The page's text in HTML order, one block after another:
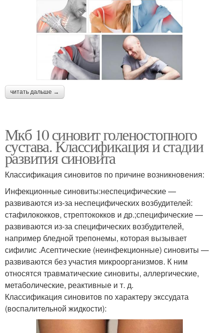
читать дальше →
Мкб 10 синовит голеностопного
сустава. Классификация и стадии
развития синовита
Классификация синовитов по причине возникновения:
Инфекционные синовиты:неспецифические —
развиваются из-за неспецифических возбудителей:
стафилококков, стрептококков и др.;специфические —
развиваются из-за специфических возбудителей,
например бледной трепонемы, которая вызывает
сифилис .Асептические (неинфекционные) синовиты —
развиваются без участия микроорганизмов. К ним
относятся травматические синовиты, аллергические,
метаболические, реактивные и т. д.
Классификация синовитов по характеру экссудата
(воспалительной жидкости):